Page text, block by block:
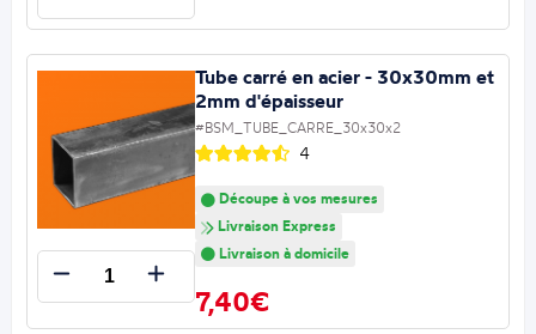
Tube carré en acier - 30x30mm et
2mm d'épaisseur
#BSM_TUBE_CARRE_30x30x2
4
Découpe à vos mesures
Livraison Express
Livraison à domicile
7,40€